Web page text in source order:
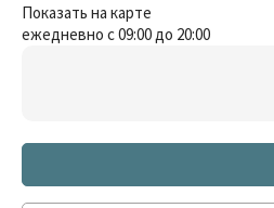
Показать на карте
ежедневно с 09:00 до 20:00